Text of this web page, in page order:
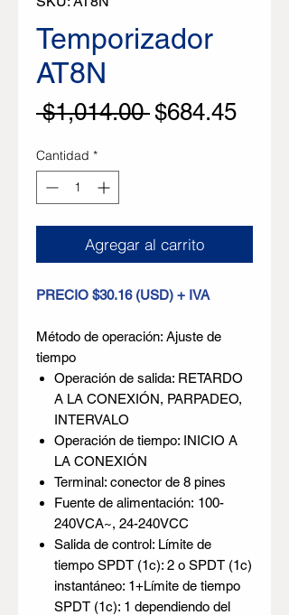
Temporizador
AT8N
$1,014.00 Precio
$684.45
Cantidad *
Agregar al carrito
PRECIO $30.16 (USD) + IVA
Método de operación: Ajuste de
tiempo
Operación de salida: RETARDO
A LA CONEXIÓN, PARPADEO,
INTERVALO
Operación de tiempo: INICIO A
LA CONEXIÓN
Terminal: conector de 8 pines
Fuente de alimentación: 100-
240VCA~, 24-240VCC
Salida de control: Límite de
tiempo SPDT (1c): 2 o SPDT (1c)
instantáneo: 1+Límite de tiempo
SPDT (1c): 1 dependiendo del